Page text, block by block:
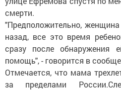
смерти.
"Предположительно,
назад, все это время
сразу после обнаружения
помощь", - говорится в
Отмечается, что мама
за пределами